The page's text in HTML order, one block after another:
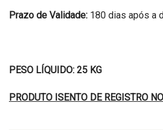
Prazo de Validade: 180 dias após a
PESO LÍQUIDO: 25 KG
PRODUTO ISENTO DE REGISTRO